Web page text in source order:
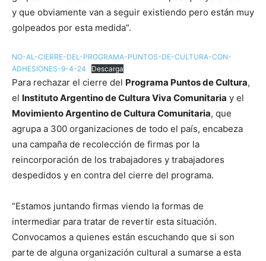
y que obviamente van a seguir existiendo pero están muy
golpeados por esta medida”.
NO-AL-CIERRE-DEL-PROGRAMA-PUNTOS-DE-CULTURA-CON-
ADHESIONES-9-4-24
Descarga
Para rechazar el cierre del Programa Puntos de Cultura,
el Instituto Argentino de Cultura Viva Comunitaria y el
Movimiento Argentino de Cultura Comunitaria, que
agrupa a 300 organizaciones de todo el país, encabeza
una campaña de recolección de firmas por la
reincorporación de los trabajadores y trabajadores
despedidos y en contra del cierre del programa.
“Estamos juntando firmas viendo la formas de
intermediar para tratar de revertir esta situación.
Convocamos a quienes están escuchando que si son
parte de alguna organización cultural a sumarse a esta